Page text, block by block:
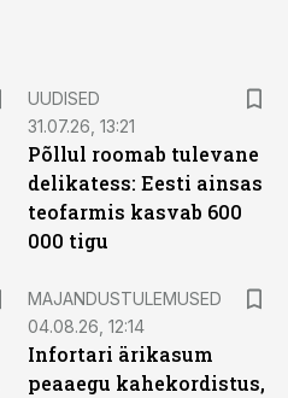
UUDISED
31.07.26, 13:21
Põllul roomab tulevane
delikatess: Eesti ainsas
teofarmis kasvab 600
000 tigu
MAJANDUSTULEMUSED
04.08.26, 12:14
Infortari ärikasum
peaaegu kahekordistus,